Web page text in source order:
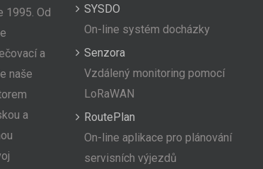
1995. Od
a
naše
a
SYSDO
On-line systém docházky
Senzora
Vzdálený monitoring pomocí
LoRaWAN
RoutePlan
On-line aplikace pro plánování
servisních výjezdů